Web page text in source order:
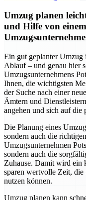
Umzug planen
und Hilfe von
Ein gut geplanter Umzug
Ablauf – und genau hier
Umzugsunternehmens
Ihnen, die wichtigsten
der Suche nach einer
Ämtern und
angehen und sich auf die
Die Planung eines
sondern auch die
Umzugsunternehmen
sondern auch die
Zuhause. Damit wird ein
sparen wertvolle Zeit,
nutzen können.
Umzug planen kann